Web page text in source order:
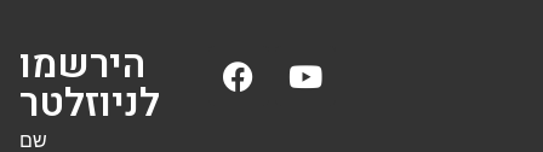
הירשמו
לניוזלטר
שם